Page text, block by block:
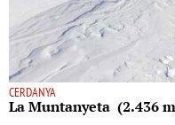
CERDANYA
La Muntanyeta (2.436